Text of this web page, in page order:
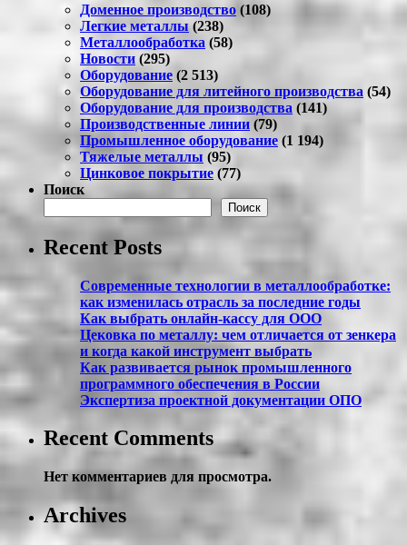
Доменное производство (108)
Легкие металлы (238)
Металлообработка (58)
Новости (295)
Оборудование (2 513)
Оборудование для литейного производства (54)
Оборудование для производства (141)
Производственные линии (79)
Промышленное оборудование (1 194)
Тяжелые металлы (95)
Цинковое покрытие (77)
Поиск
Поиск
Recent Posts
Современные технологии в металлообработке:
как изменилась отрасль за последние годы
Как выбрать онлайн-кассу для ООО
Цековка по металлу: чем отличается от зенкера
и когда какой инструмент выбрать
Как развивается рынок промышленного
программного обеспечения в России
Экспертиза проектной документации ОПО
Recent Comments
Нет комментариев для просмотра.
Archives